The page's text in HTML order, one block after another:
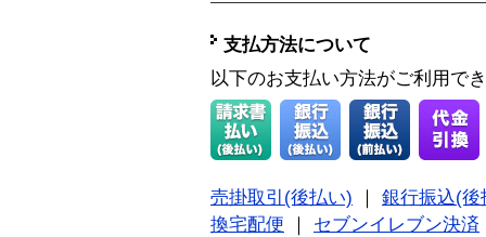
支払方法について
以下のお支払い方法がご利用で
売掛取引(後払い)
銀行振込(後
換宅配便
セブンイレブン決済